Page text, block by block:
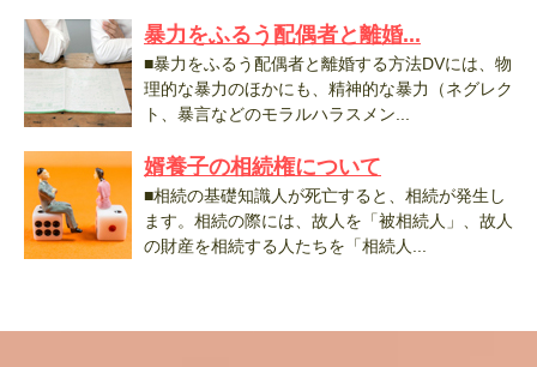
暴力をふるう配偶者と離婚...
■暴力をふるう配偶者と離婚する方法DVには、物
理的な暴力のほかにも、精神的な暴力（ネグレク
ト、暴言などのモラルハラスメン...
婿養子の相続権について
■相続の基礎知識人が死亡すると、相続が発生し
ます。相続の際には、故人を「被相続人」、故人
の財産を相続する人たちを「相続人...